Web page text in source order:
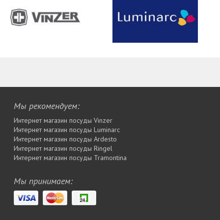
Мы рекомендуем:
Интернет магазин посуды Vinzer
Интернет магазин посуды Luminarc
Интернет магазин посуды Ardesto
Интернет магазин посуды Rіngel
Интернет магазин посуды Tramontina
Мы принимаем: